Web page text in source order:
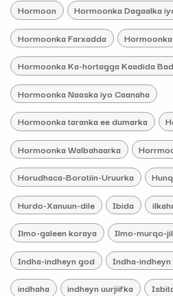
Hormoon Hormoonka Dagaalka
Hormoonka Farxadda
Hormoonka Ka-hortagga Kaadida
Hormoonka Naaska iyo Caanaha
Hormoonka taranka ee dumarka
Hormoonka Walbahaarka
Horudhaca-Borotiin-Uruurka
Hurdo-Xanuun-dile Ibida
Ilmo-galeen koraya Ilmo-murqo-
Indha-indheyn god Indha-
indhaha indheyn uurjiifka